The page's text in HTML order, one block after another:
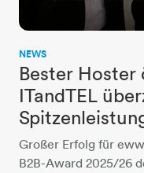
NEWS
Bester
ITandTEL
Großer Erfolg für
B2B-Award 2025/26